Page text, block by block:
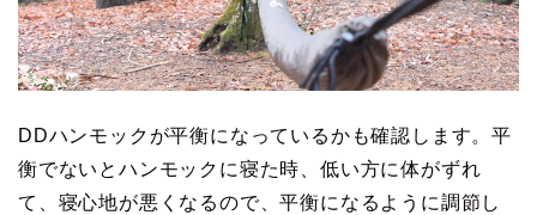
DDハンモックが平衡になっているかも確認します。平
衡でないとハンモックに寝た時、低い方に体がずれ
て、寝心地が悪くなるので、平衡になるように調節し